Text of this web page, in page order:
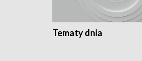
Tematy dnia